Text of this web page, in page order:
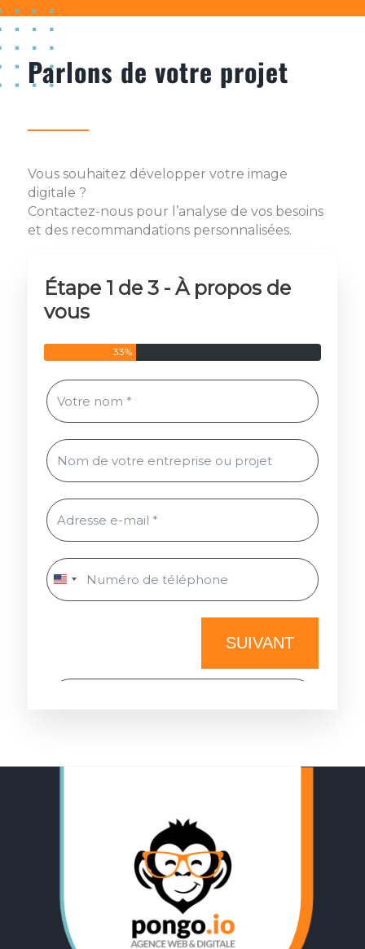
Parlons de votre projet
Vous souhaitez développer votre image
digitale ?
Contactez-nous pour l’analyse de vos besoins
et des recommandations personnalisées.
Étape 1 de 3 - À propos de
vous
33%
SUIVANT
✔ Vous cherchez à :
Rédiger des contenus (articles, fiches
Animer vos réseaux sociaux
Marketing Digital
RETOUR